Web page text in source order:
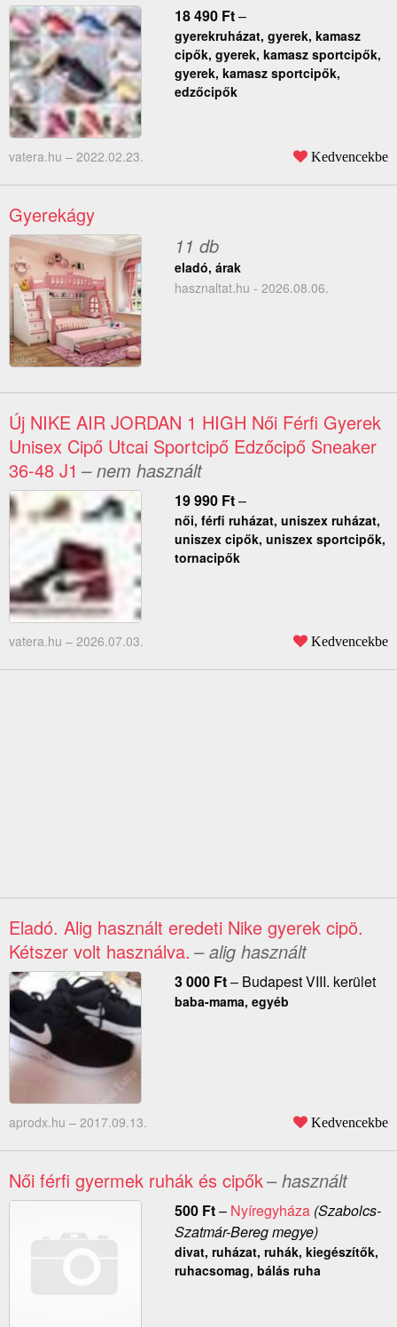
18 490 Ft–
gyerekruházat, gyerek, kamasz
cipők, gyerek, kamasz sportcipők,
gyerek, kamasz sportcipők,
edzőcipők
vatera.hu – 2022.02.23. Kedvencekbe
Gyerekágy
11 db
eladó, árak
hasznaltat.hu - 2026.08.06.
Új NIKE AIR JORDAN 1 HIGH Női Férfi Gyerek
Unisex Cipő Utcai Sportcipő Edzőcipő Sneaker
36-48 J1 – nem használt
19 990 Ft–
női, férfi ruházat, uniszex ruházat,
uniszex cipők, uniszex sportcipők,
tornacipők
vatera.hu – 2026.07.03. Kedvencekbe
Eladó. Alig használt eredeti Nike gyerek cipö.
Kétszer volt használva. – alig használt
3 000 Ft– Budapest VIII. kerület
baba-mama, egyéb
aprodx.hu – 2017.09.13. Kedvencekbe
Női férfi gyermek ruhák és cipők– használt
500 Ft– Nyíregyháza(Szabolcs-
Szatmár-Bereg megye)
divat, ruházat, ruhák, kiegészítők,
ruhacsomag, bálás ruha